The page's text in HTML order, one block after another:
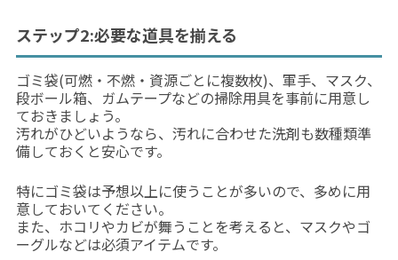
ステップ2:必要な道具を揃える
ゴミ袋(可燃・不燃・資源ごとに複数枚)、軍手、マスク、
段ボール箱、ガムテープなどの掃除用具を事前に用意し
ておきましょう。
汚れがひどいようなら、汚れに合わせた洗剤も数種類準
備しておくと安心です。
特にゴミ袋は予想以上に使うことが多いので、多めに用
意しておいてください。
また、ホコリやカビが舞うことを考えると、マスクやゴ
ーグルなどは必須アイテムです。